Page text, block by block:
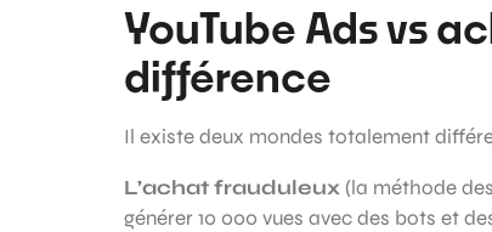
YouTube Ads vs
différence
Il existe deux mondes totalement
L’achat frauduleux (la méthode
générer 10 000 vues avec des bots et